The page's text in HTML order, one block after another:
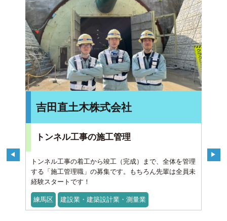
吉田直土木株式会社
トンネル工事の施工管理
トンネル工事の着工から竣工（完成）まで、全体を管理
する「施工管理職」の募集です。もちろん先輩は全員未
経験スタートです！
練馬区 建設業・建築設計業・測量業